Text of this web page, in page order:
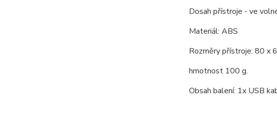
Dosah přístroje - ve
Materiál: ABS
Rozměry přístroje: 80 x
hmotnost 100 g.
Obsah balení: 1x USB